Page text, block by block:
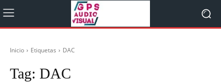
Inicio Etiquetas DAC
Tag: DAC